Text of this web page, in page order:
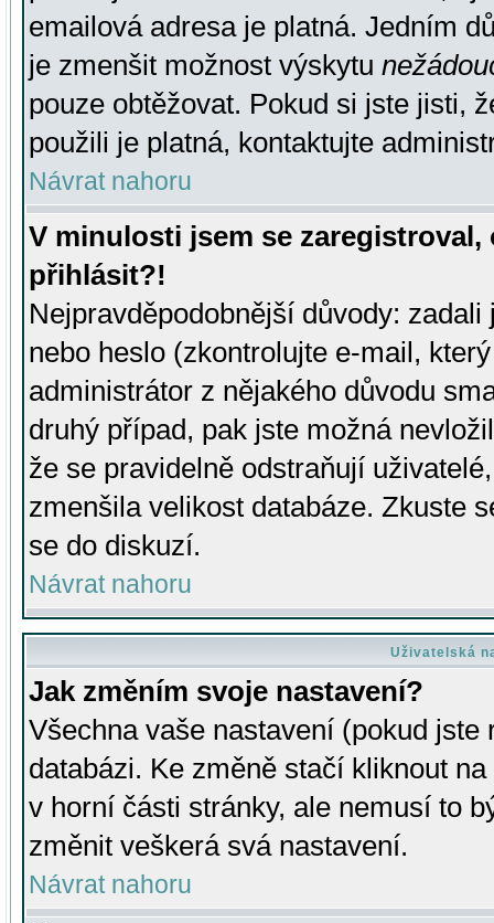
emailová adresa je platná. Jedním
je zmenšit možnost výskytu
pouze obtěžovat. Pokud si jste jisti,
použili je platná, kontaktujte
Návrat nahoru
V minulosti jsem se
přihlásit?!
Nejpravděpodobnější důvody:
nebo heslo (zkontrolujte e-mail,
administrátor z nějakého důvodu
druhý případ, pak jste možná
že se pravidelně odstraňují
zmenšila velikost databáze. Zkuste
se do diskuzí.
Návrat nahoru
Uživatelská
Jak změním svoje nastavení?
Všechna vaše nastavení (pokud
databázi. Ke změně stačí kliknout
v horní části stránky, ale nemusí to
změnit veškerá svá nastavení.
Návrat nahoru